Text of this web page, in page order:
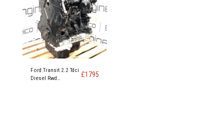
Ford Transit 2.2 Tdci
Diesel Rwd
£1795